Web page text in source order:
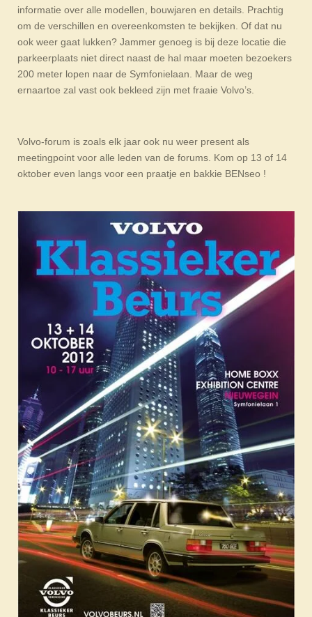
informatie over alle modellen, bouwjaren en details. Prachtig
om de verschillen en overeenkomsten te bekijken. Of dat nu
ook weer gaat lukken? Jammer genoeg is bij deze locatie die
parkeerplaats niet direct naast de hal maar moeten bezoekers
200 meter lopen naar de Symfonielaan. Maar de weg
ernaartoe zal vast ook bekleed zijn met fraaie Volvo’s.
Volvo-forum is zoals elk jaar ook nu weer present als
meetingpoint voor alle leden van de forums. Kom op 13 of 14
oktober even langs voor een praatje en bakkie BENseo !